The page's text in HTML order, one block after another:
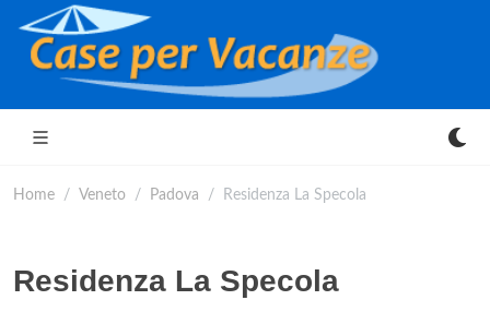
Home Veneto Padova Residenza La Specola
Residenza La Specola